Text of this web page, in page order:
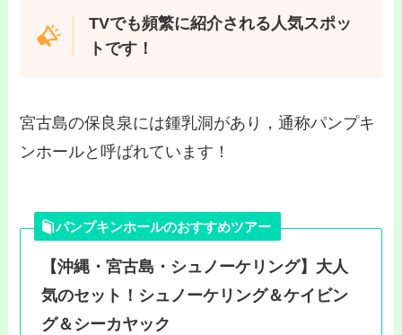
TVでも頻繁に紹介される人気スポッ
ト です！
宮古島の保良泉には鍾乳洞があり，通称パンプキ
ンホールと呼ばれています！
パンプキンホールのおすすめツアー
【沖縄・宮古島・シュノーケリング】大人
気のセット！シュノーケリング＆ケイビン
グ＆シーカヤック